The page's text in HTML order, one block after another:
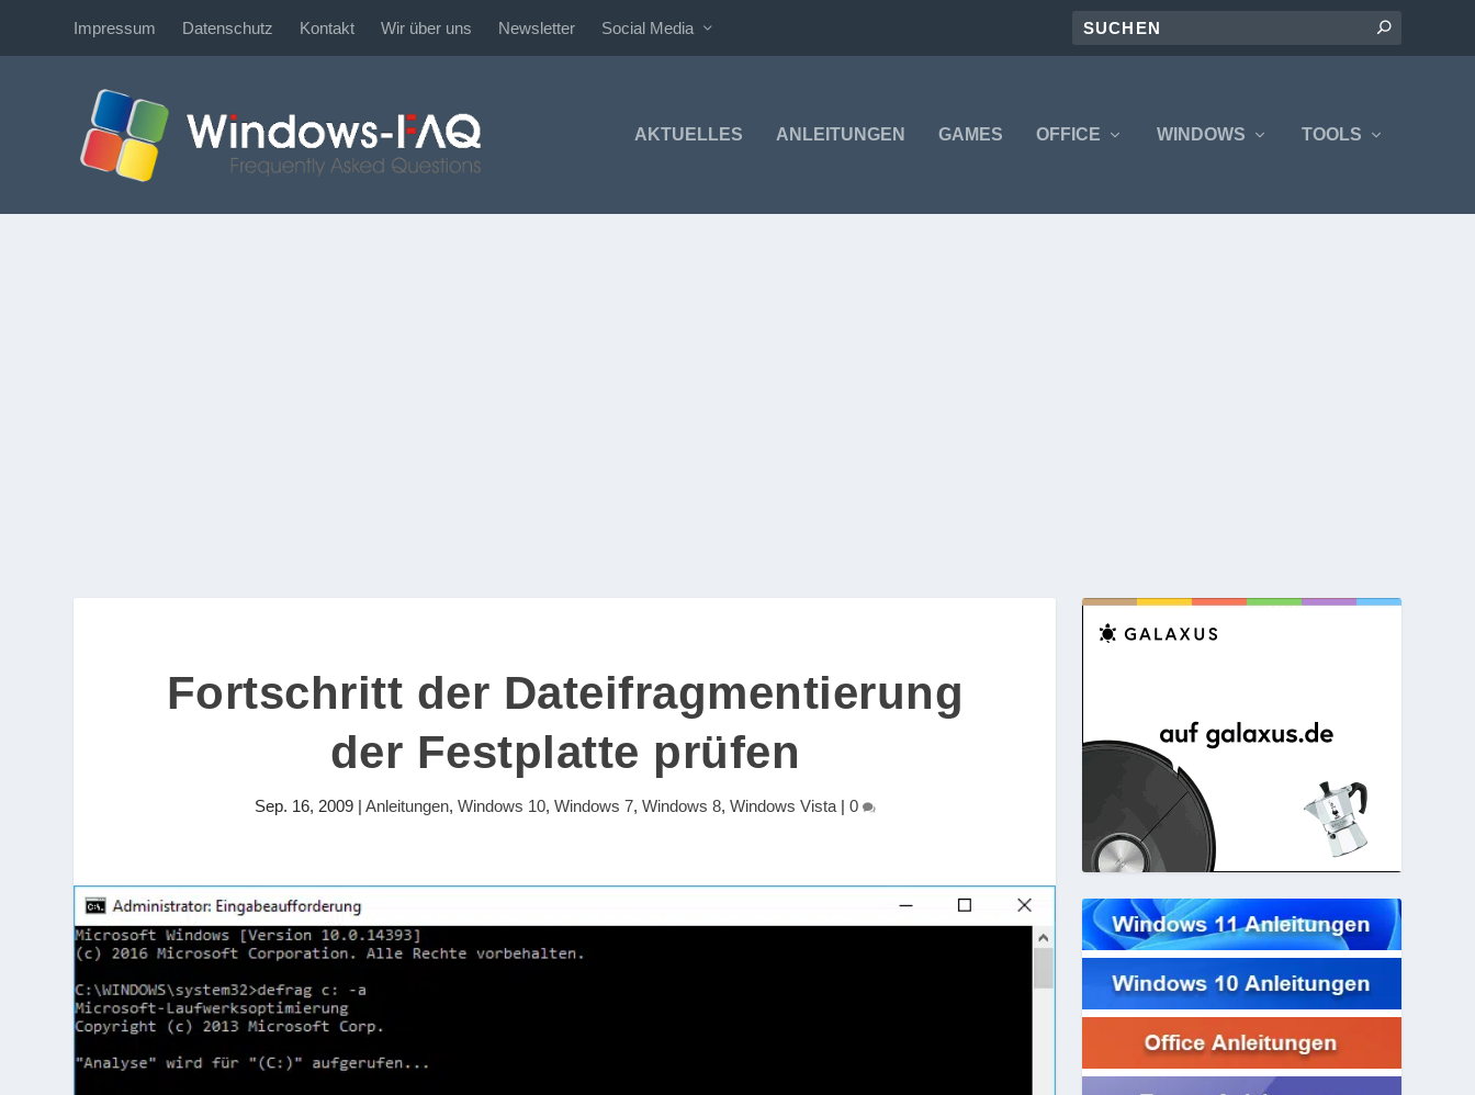
Impressum Datenschutz Kontakt Wir über uns Newsletter Social Media
AKTUELLES ANLEITUNGEN GAMES OFFICE WINDOWS TOOLS
Fortschritt der Dateifragmentierung
der Festplatte prüfen
Sep. 16, 2009| Anleitungen, Windows 10, Windows 7, Windows 8, Windows Vista| 0